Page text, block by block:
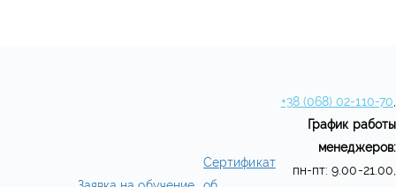
Сертификат
+38 (068) 02-110-70
График работы
менеджеров:
пн-пт: 9.00-21.00,